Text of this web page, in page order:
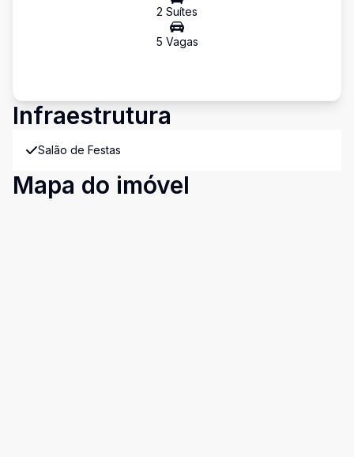
2 Suítes
5 Vagas
Infraestrutura
Salão de Festas
Mapa do imóvel